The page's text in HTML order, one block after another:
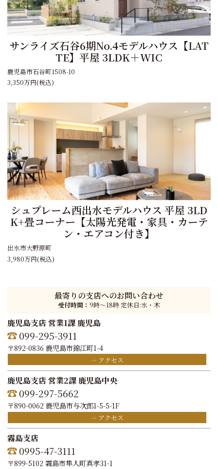
サンライズ石谷6期No.4モデルハウス【LAT
TE】平屋 3LDK＋WIC
鹿児島市石谷町1508-10
3,350万円(税込)
シュプレーム西出水モデルハウス 平屋 3LD
K+畳コーナー【太陽光発電・家具・カーテ
ン・エアコン付き】
出水市大野原町
3,980万円(税込)
最寄りの支店へのお問い合わせ
受付時間： 9時〜18時 定休日:水・木
鹿児島支店 営業1課 鹿児島
099-295-3911
〒892-0836 鹿児島市錦江町1-4
アクセス
鹿児島支店 営業2課 鹿児島中央
099-297-5662
〒890-0062 鹿児島市与次郎1-5-5-1F
アクセス
霧島支店
0995-47-3111
〒899-5102 霧島市隼人町真孝31-1